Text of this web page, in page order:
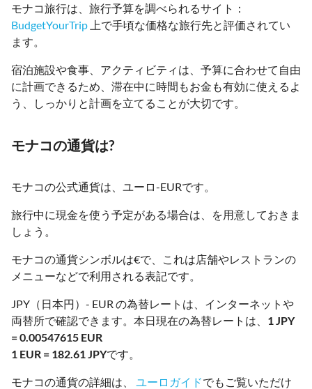
モナコ旅行は、旅行予算を調べられるサイト：
BudgetYourTrip 上で手頃な価格な旅行先と評価されてい
ます。
宿泊施設や食事、アクティビティは、予算に合わせて自由
に計画できるため、滞在中に時間もお金も有効に使えるよ
う、しっかりと計画を立てることが大切です。
モナコの通貨は?
モナコの公式通貨は、ユーロ-EURです。
旅行中に現金を使う予定がある場合は、を用意しておきま
しょう。
モナコの通貨シンボルは€で、これは店舗やレストランの
メニューなどで利用される表記です。
JPY（日本円）- EUR の為替レートは、インターネットや
両替所で確認できます。本日現在の為替レートは、 1 JPY
= 0.00547615 EUR
1 EUR = 182.61 JPYです。
モナコの通貨の詳細は、 ユーロガイドでもご覧いただけ